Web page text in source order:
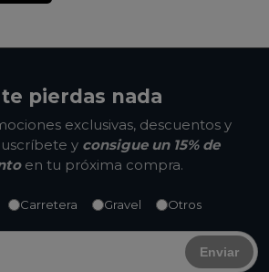
te pierdas nada
exclusivas, descuentos y
y consigue un 15% de
en tu próxima compra.
Carretera Gravel Otros
Enviar